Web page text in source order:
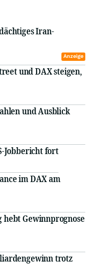
Iran-
Anzeige
und DAX steigen,
und Ausblick
Jobbericht fort
im DAX am
Gewinnprognose
trotz